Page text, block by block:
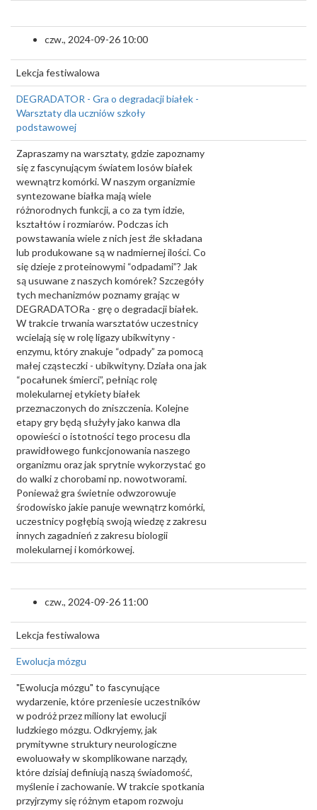
czw., 2024-09-26 10:00
Lekcja festiwalowa
DEGRADATOR - Gra o degradacji białek -
Warsztaty dla uczniów szkoły
podstawowej
Zapraszamy na warsztaty, gdzie zapoznamy
się z fascynującym światem losów białek
wewnątrz komórki. W naszym organizmie
syntezowane białka mają wiele
różnorodnych funkcji, a co za tym idzie,
kształtów i rozmiarów. Podczas ich
powstawania wiele z nich jest źle składana
lub produkowane są w nadmiernej ilości. Co
się dzieje z proteinowymi “odpadami”? Jak
są usuwane z naszych komórek? Szczegóły
tych mechanizmów poznamy grając w
DEGRADATORa - grę o degradacji białek.
W trakcie trwania warsztatów uczestnicy
wcielają się w rolę ligazy ubikwityny -
enzymu, który znakuje “odpady” za pomocą
małej cząsteczki - ubikwityny. Działa ona jak
“pocałunek śmierci”, pełniąc rolę
molekularnej etykiety białek
przeznaczonych do zniszczenia. Kolejne
etapy gry będą służyły jako kanwa dla
opowieści o istotności tego procesu dla
prawidłowego funkcjonowania naszego
organizmu oraz jak sprytnie wykorzystać go
do walki z chorobami np. nowotworami.
Ponieważ gra świetnie odwzorowuje
środowisko jakie panuje wewnątrz komórki,
uczestnicy pogłębią swoją wiedzę z zakresu
innych zagadnień z zakresu biologii
molekularnej i komórkowej.
czw., 2024-09-26 11:00
Lekcja festiwalowa
Ewolucja mózgu
"Ewolucja mózgu" to fascynujące
wydarzenie, które przeniesie uczestników
w podróż przez miliony lat ewolucji
ludzkiego mózgu. Odkryjemy, jak
prymitywne struktury neurologiczne
ewoluowały w skomplikowane narządy,
które dzisiaj definiują naszą świadomość,
myślenie i zachowanie. W trakcie spotkania
przyjrzymy się różnym etapom rozwoju